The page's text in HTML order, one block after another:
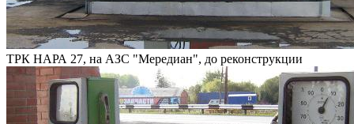
ТРК НАРА 27, на АЗС "Мередиан", до реконструкции